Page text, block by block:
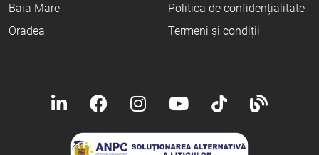
Baia Mare
Oradea
Politica de confidențialitate
Termeni și condiții